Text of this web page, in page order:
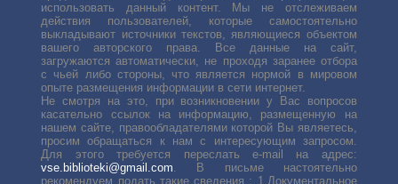
использовать данный контент. Мы не отслеживаем
действия пользователей, которые самостоятельно
выкладывают источники текстов, являющиеся объектом
вашего авторского права. Все данные на сайт,
загружаются автоматически, не проходя заранее отбора
с чьей либо стороны, что является нормой в мировом
опыте размещения информации в сети интернет.
Не смотря на это, при возникновении у Вас вопросов
касательно ссылок на информацию, размещенную на
нашем сайте, правообладателями которой Вы являетесь,
просим обращаться к нам с интересующим запросом.
Для этого требуется переслать е-mail на адрес:
vse.biblioteki@gmail.com. В письме настоятельно
рекомендуем подать такие сведения : 1.Документальное